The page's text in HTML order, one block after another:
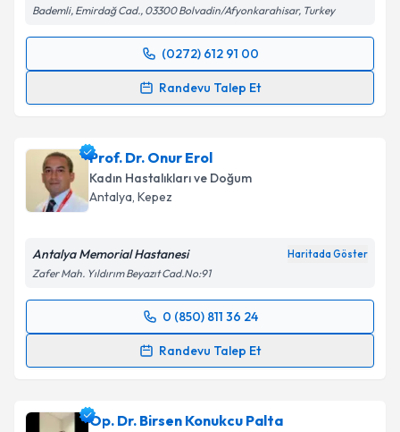
Bademli, Emirdağ Cad., 03300 Bolvadin/Afyonkarahisar, Turkey
(0272) 612 91 00
Randevu Talep Et
Randevu Takvimi Talebi
takvim hazırlandığında e-posta ile bilgilendireceğiz.
E-posta Adresiniz
Kişisel verilerimin işlenmesine ilişkin
Metni'ni okudum ve kişisel verilerimin belirtilen
kapsamda işlenmesini kabul ediyorum.
Takvim Talebini Gönder
Prof. Dr. Onur Erol
Kadın Hastalıkları ve Doğum
Antalya, Kepez
Antalya Memorial Hastanesi Haritada Göster
Zafer Mah. Yıldırım Beyazıt Cad.No:91
0 (850) 811 36 24
Randevu Talep Et
Randevu Takvimi Talebi
takvim hazırlandığında e-posta ile bilgilendireceğiz.
Op. Dr. Birsen Konukcu Palta